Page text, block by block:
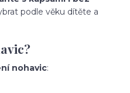
podle věku dítěte a
nohavic: